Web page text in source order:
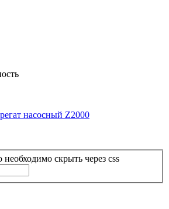
насосный Z2000
скрыть через css